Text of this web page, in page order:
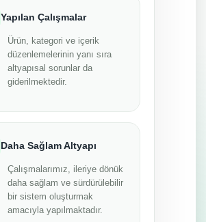
Yapılan Çalışmalar
Ürün, kategori ve içerik
düzenlemelerinin yanı sıra
altyapısal sorunlar da
giderilmektedir.
Daha Sağlam Altyapı
Çalışmalarımız, ileriye dönük
daha sağlam ve sürdürülebilir
bir sistem oluşturmak
amacıyla yapılmaktadır.